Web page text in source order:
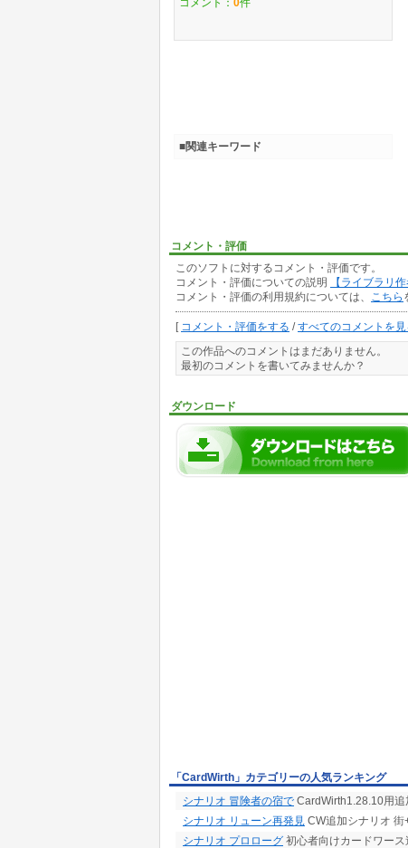
コメント・評価
このソフトに対するコメント・評価です。
コメント・評価についての説明
【ライブラリ
コメント・評価の利用規約については、
こちら
[ コメント・評価をする /すべてのコメントを見
この作品へのコメントはまだありません。
最初のコメントを書いてみませんか？
ダウンロード
■関連キーワード
「CardWirth」カテゴリーの人気ランキング
シナリオ 冒険者の宿で CardWirth1.28.10用追
シナリオ リューン再発見 CW追加シナリオ
シナリオ プロローグ 初心者向けカードワース